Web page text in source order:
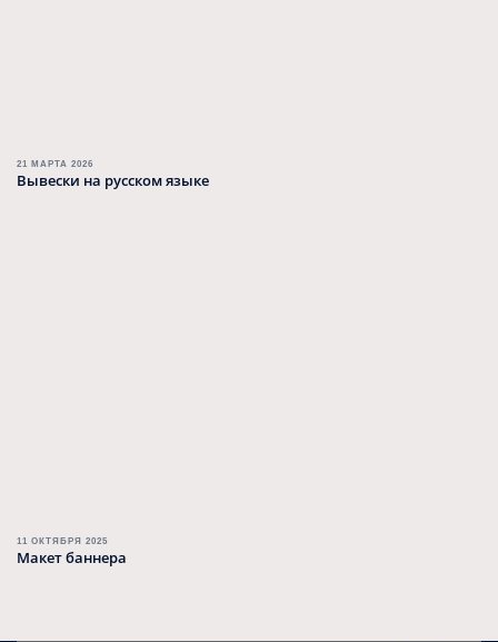
21 МАРТА 2026
Вывески на русском языке
11 ОКТЯБРЯ 2025
Макет баннера